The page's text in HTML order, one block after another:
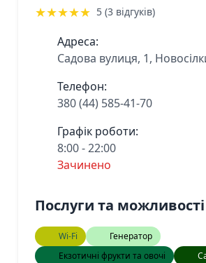
★★★★★ 5 (3 відгуків)
Адреса:
Садова вулиця, 1,
Телефон:
380 (44) 585-41-70
Графік роботи:
8:00 - 22:00
Зачинено
Послуги та можливості
Wi-Fi
Генератор
Екзотичні фрукти та овочі